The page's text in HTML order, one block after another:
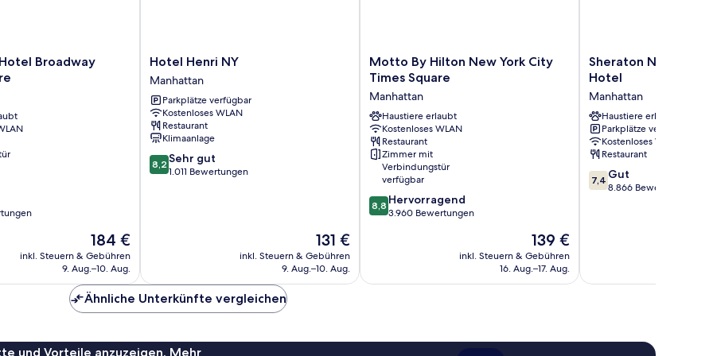
Broadway
Der
Preis
beträgt
184 €
inkl. Steuern & Gebühren
9. Aug.–10. Aug.
Hotel
Henri
NY
Manhattan
Hotel Henri NY
Manhattan
Parkplätze verfügbar
Kostenloses WLAN
Restaurant
Klimaanlage
8.2
von
8,2 Sehr gut
1.011 Bewertungen
Der
Preis
beträgt
131 €
inkl. Steuern & Gebühren
9. Aug.–10. Aug.
Motto
By
New
York
City
Times
Square
Manhattan
Motto By Hilton New York City
Times Square
Manhattan
Haustiere erlaubt
Kostenloses WLAN
Restaurant
Zimmer mit
Verbindungstür
verfügbar
8.8
von
8,8 Hervorragend
3.960 Bewertungen
Der
Preis
beträgt
139 €
inkl. Steuern & Gebühren
16. Aug.–17. Aug.
Sheraton
New
Times
Square
Hotel
Manhattan
Sheraton New York
Hotel
Manhattan
Haustiere erlaubt
Parkplätze verfügbar
Kostenloses WLAN
Restaurant
7.4
von
7,4 Gut
8.866 Bewertungen
Ähnliche Unterkünfte vergleichen
und Vorteile anzuzeigen. Mehr